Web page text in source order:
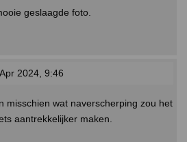
geslaagde foto.
2024, 9:46
misschien wat naverscherping zou het
aantrekkelijker maken.